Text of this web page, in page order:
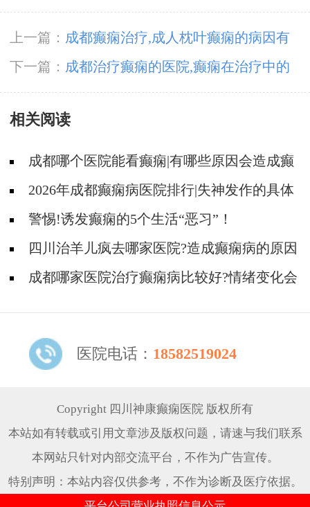
上一篇： 成都癫痫治疗,成人枕叶癫痫的病因有
哪些
下一篇： 成都治疗癫痫的医院,癫痫在治疗中的
原则?
相关阅读
成都哪个医院能看癫痫|有哪些原因会造成癫
痫?2026年成都癫痫病医院排行|失神发作的具体
原因是什么？
警惕!诱发癫痫的5个生活“恶习”！
四川治羊儿疯去哪家医院?造成癫痫病的原因
还有哪些?
成都哪家医院治疗癫痫病比较好?情绪变化会
医院电话： 18582519024
Copyright 四川神康癫痫医院 版权所有
本站如有转载或引用文章涉及版权问题，请速与我们联系
本网站只针对内部交流平台，不作为广告宣传。
特别声明：本站内容仅供参考，不作为诊断及医疗依据。